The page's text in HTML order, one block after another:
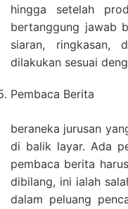
hingga setelah
bertanggung jawab
siaran, ringkasan,
dilakukan sesuai
Pembaca Berita
beraneka jurusan
di balik layar. Ada
pembaca berita
dibilang, ini ialah
dalam peluang